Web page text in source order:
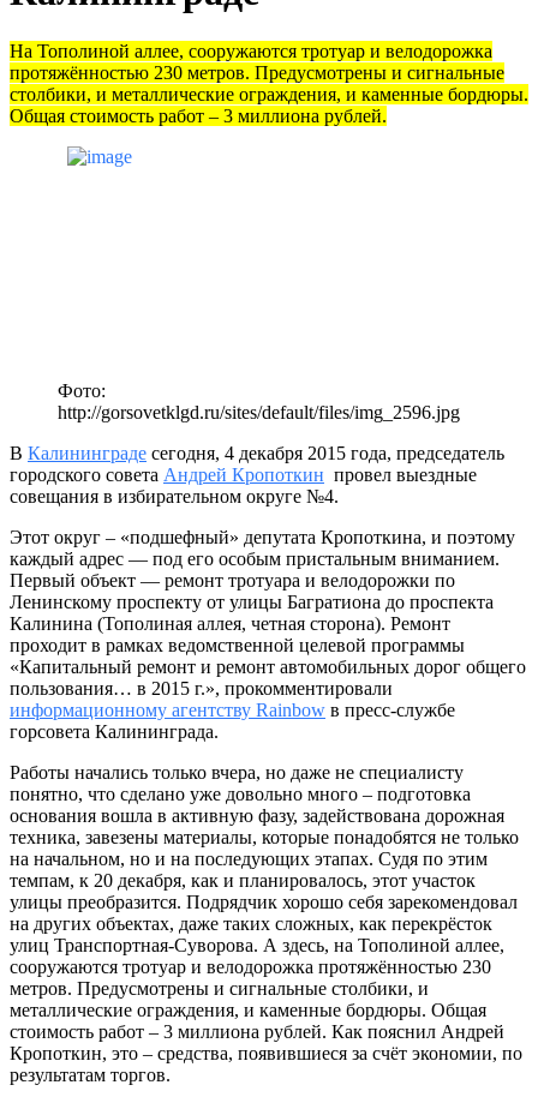
На Тополиной аллее, сооружаются тротуар и велодорожка
протяжённостью 230 метров. Предусмотрены и сигнальные
столбики, и металлические ограждения, и каменные бордюры.
Общая стоимость работ – 3 миллиона рублей.
Фото:
http://gorsovetklgd.ru/sites/default/files/img_2596.jpg
В Калининграде сегодня, 4 декабря 2015 года, председатель
городского совета Андрей Кропоткин провел выездные
совещания в избирательном округе №4.
Этот округ – «подшефный» депутата Кропоткина, и поэтому
каждый адрес — под его особым пристальным вниманием.
Первый объект — ремонт тротуара и велодорожки по
Ленинскому проспекту от улицы Багратиона до проспекта
Калинина (Тополиная аллея, четная сторона). Ремонт
проходит в рамках ведомственной целевой программы
«Капитальный ремонт и ремонт автомобильных дорог общего
пользования… в 2015 г.», прокомментировали
информационному агентству Rainbow в пресс-службе
горсовета Калининграда.
Работы начались только вчера, но даже не специалисту
понятно, что сделано уже довольно много – подготовка
основания вошла в активную фазу, задействована дорожная
техника, завезены материалы, которые понадобятся не только
на начальном, но и на последующих этапах. Судя по этим
темпам, к 20 декабря, как и планировалось, этот участок
улицы преобразится. Подрядчик хорошо себя зарекомендовал
на других объектах, даже таких сложных, как перекрёсток
улиц Транспортная-Суворова. А здесь, на Тополиной аллее,
сооружаются тротуар и велодорожка протяжённостью 230
метров. Предусмотрены и сигнальные столбики, и
металлические ограждения, и каменные бордюры. Общая
стоимость работ – 3 миллиона рублей. Как пояснил Андрей
Кропоткин, это – средства, появившиеся за счёт экономии, по
результатам торгов.